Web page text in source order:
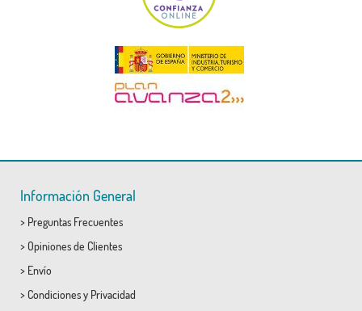
Información General
> Preguntas Frecuentes
> Opiniones de Clientes
> Envío
> Condicionesy Privacidad